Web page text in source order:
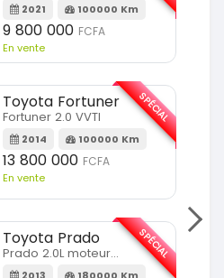
2021 100000 Km
9 800 000 FCFA
En vente
Toyota Fortuner
Fortuner 2.0 VVTI
2014 100000 Km
13 800 000 FCFA
En vente
SPÉCIAL
Toyota Prado
Prado 2.0L moteur d4d SPÉCIAL